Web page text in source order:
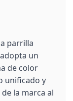
parrilla
un
de color
unificado y
la marca al